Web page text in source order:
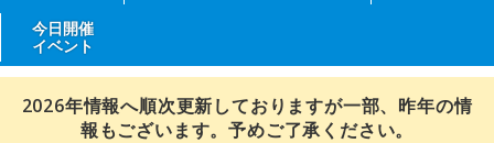
今日開催
イベント
2026年情報へ順次更新しておりますが一部、昨年の情
報もございます。予めご了承ください。